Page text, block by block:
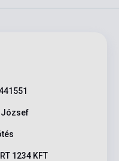
József
1234 KFT